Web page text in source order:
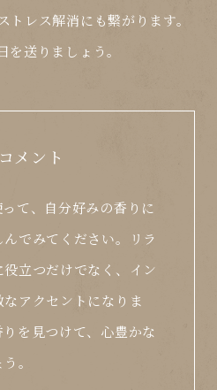
レス解消にも繋がります。
送りましょう。
メント
て、自分好みの香りに
でみてください。リラ
立つだけでなく、イン
アクセントになりま
を見つけて、心豊かな
。